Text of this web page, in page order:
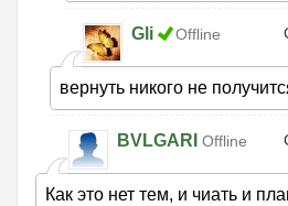
Gli Offline
вернуть никого не
BVLGARI Offline
Как это нет тем, и чиать и